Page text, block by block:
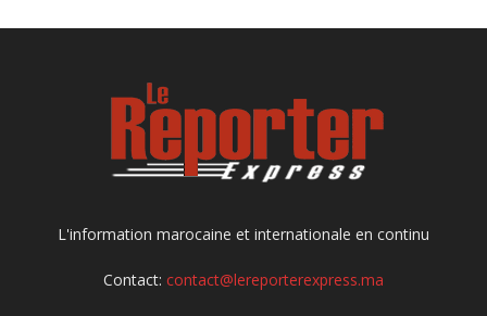
L'information marocaine et internationale en continu
Contact: contact@lereporterexpress.ma